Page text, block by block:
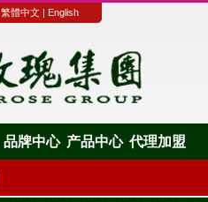
繁體中文 | English
品牌中心 产品中心 代理加盟